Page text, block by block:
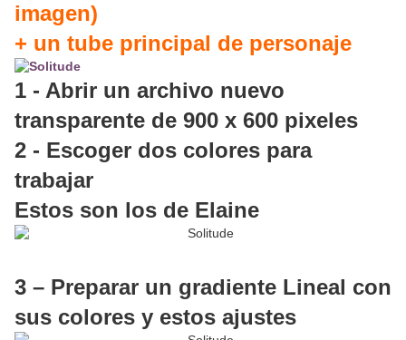
imagen)
+ un tube principal de personaje
1 - Abrir un archivo nuevo
transparente de 900 x 600 pixeles
2 - Escoger dos colores para
trabajar
Estos son los de Elaine
3 – Preparar un gradiente Lineal con
sus colores y estos ajustes